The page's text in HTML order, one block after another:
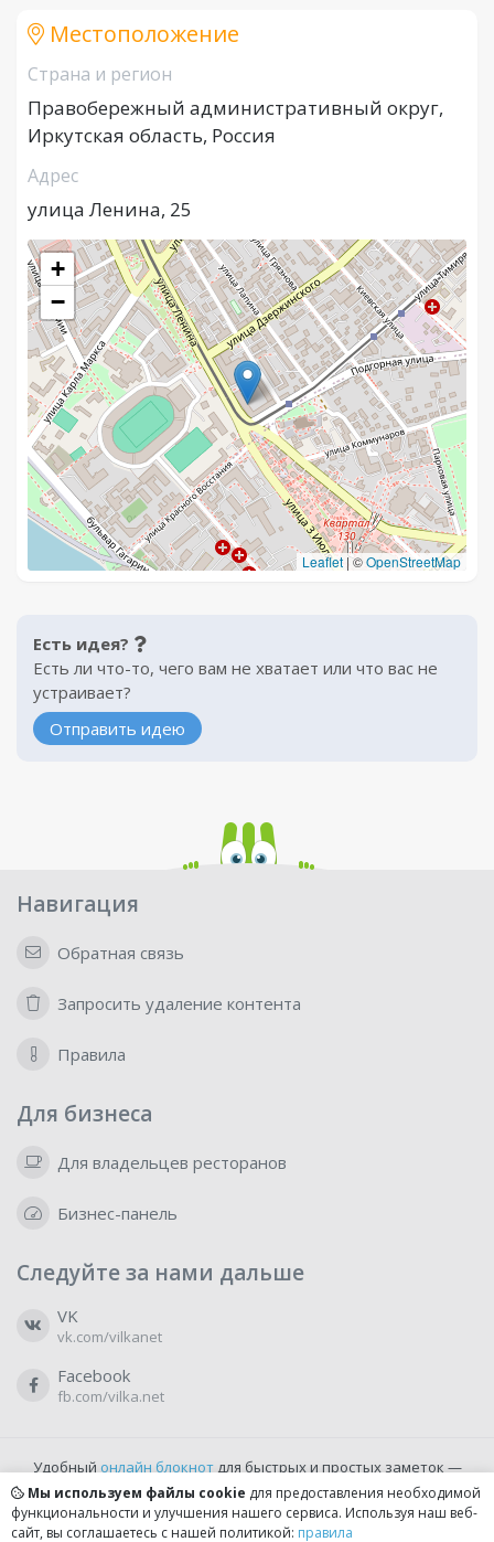
Местоположение
Страна и регион
Правобережный административный округ,
Иркутская область, Россия
Адрес
улица Ленина, 25
+
−
Leaflet |©OpenStreetMap
Есть идея?
Есть ли что-то, чего вам не хватает или что вас не
устраивает?
Отправить идею
Навигация
Обратная связь
Запросить удаление контента
Правила
Для бизнеса
Для владельцев ресторанов
Бизнес-панель
Следуйте за нами дальше
VK
vk.com/vilkanet
Facebook
fb.com/vilka.net
Удобный онлайн блокнотдля быстрых и простых заметок —
бесплатно и доступно прямо из браузера.
Мы используем файлы cookie для предоставления необходимой
функциональности и улучшения нашего сервиса. Используя наш веб-
сайт, вы соглашаетесь с нашей политикой: правила